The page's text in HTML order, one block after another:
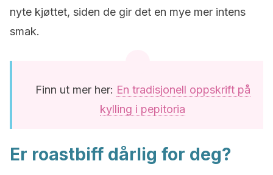
nyte kjøttet, siden de gir det en mye mer intens
smak.
Finn ut mer her: En tradisjonell oppskrift på
kylling i pepitoria
Er roastbiff dårlig for deg?